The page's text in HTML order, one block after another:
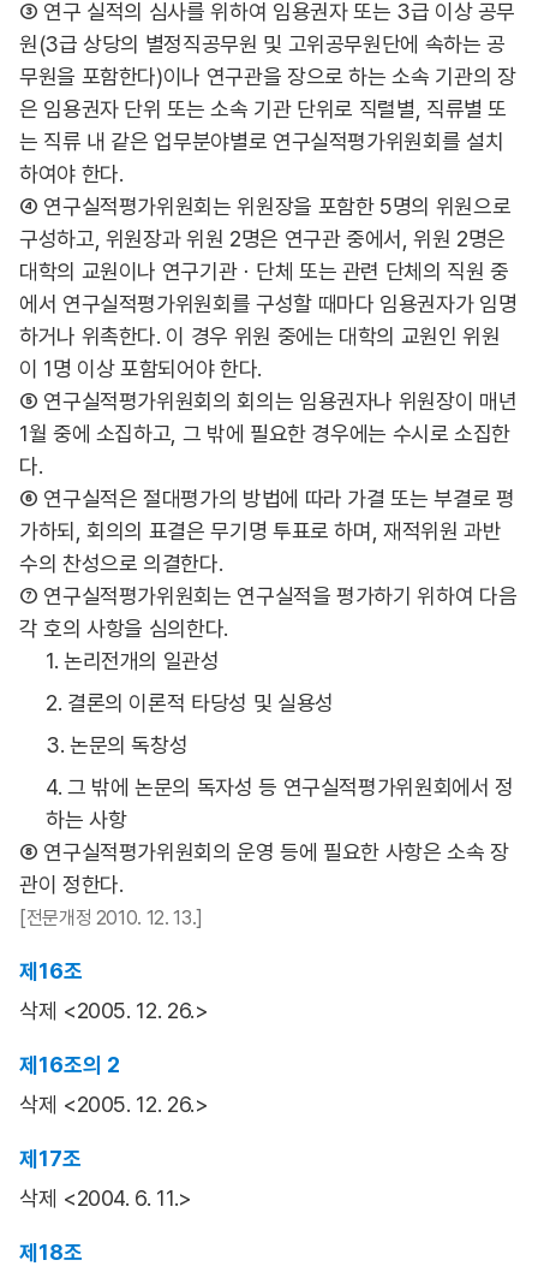
③ 연구 실적의 심사를 위하여 임용권자 또는 3급 이상 공무
원(3급 상당의 별정직공무원 및 고위공무원단에 속하는 공
무원을 포함한다)이나 연구관을 장으로 하는 소속 기관의 장
은 임용권자 단위 또는 소속 기관 단위로 직렬별, 직류별 또
는 직류 내 같은 업무분야별로 연구실적평가위원회를 설치
하여야 한다.
④ 연구실적평가위원회는 위원장을 포함한 5명의 위원으로
구성하고, 위원장과 위원 2명은 연구관 중에서, 위원 2명은
대학의 교원이나 연구기관ㆍ단체 또는 관련 단체의 직원 중
에서 연구실적평가위원회를 구성할 때마다 임용권자가 임명
하거나 위촉한다. 이 경우 위원 중에는 대학의 교원인 위원
이 1명 이상 포함되어야 한다.
⑤ 연구실적평가위원회의 회의는 임용권자나 위원장이 매년
1월 중에 소집하고, 그 밖에 필요한 경우에는 수시로 소집한
다.
⑥ 연구실적은 절대평가의 방법에 따라 가결 또는 부결로 평
가하되, 회의의 표결은 무기명 투표로 하며, 재적위원 과반
수의 찬성으로 의결한다.
⑦ 연구실적평가위원회는 연구실적을 평가하기 위하여 다음
각 호의 사항을 심의한다.
1. 논리전개의 일관성
2. 결론의 이론적 타당성 및 실용성
3. 논문의 독창성
4. 그 밖에 논문의 독자성 등 연구실적평가위원회에서 정
하는 사항
⑧ 연구실적평가위원회의 운영 등에 필요한 사항은 소속 장
관이 정한다.
[전문개정 2010. 12. 13.]
제16조
삭제 <2005. 12. 26.>
제16조의 2
삭제 <2005. 12. 26.>
제17조
삭제 <2004. 6. 11.>
제18조